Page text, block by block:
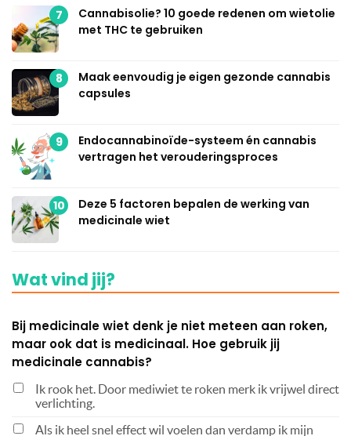
7
Cannabisolie? 10 goede redenen om wietolie
met THC te gebruiken
8
Maak eenvoudig je eigen gezonde cannabis
capsules
9
Endocannabinoïde-systeem én cannabis
vertragen het verouderingsproces
10
Deze 5 factoren bepalen de werking van
medicinale wiet
Wat vind jij?
Bij medicinale wiet denk je niet meteen aan roken,
maar ook dat is medicinaal. Hoe gebruik jij
medicinale cannabis?
Ik rook het. Door mediwiet te roken merk ik vrijwel direct
verlichting.
Als ik heel snel effect wil voelen dan verdamp ik mijn